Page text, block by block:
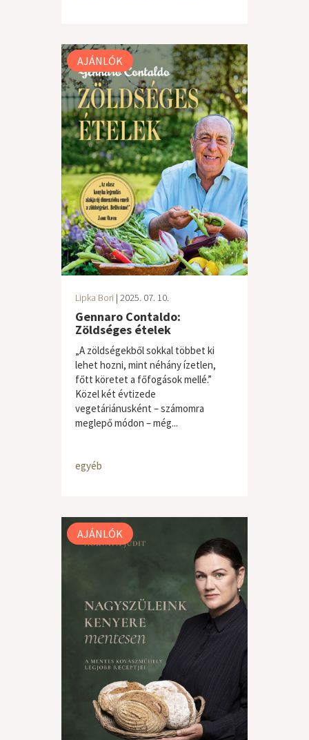
AJÁNLÓK
Lipka Bori | 2025. 07. 10.
Gennaro Contaldo:
Zöldséges ételek
„A zöldségekből sokkal többet ki
lehet hozni, mint néhány ízetlen,
főtt köretet a főfogások mellé.”
Közel két évtizede
vegetáriánusként – számomra
meglepő módon – még...
egyéb
AJÁNLÓK